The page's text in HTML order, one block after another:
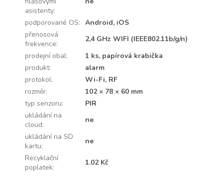
asistenty:
podporované OS: Android, iOS
přenosová
frekvence:
2,4 GHz WIFI (IEEE802.11b/g/n)
prodejní obal:
1 ks, papírová krabička
produkt:
alarm
protokol:
Wi-Fi, RF
rozměr:
102 × 78 × 60 mm
typ senzoru:
PIR
ukládání na
cloud:
ne
ukládání na SD
kartu:
ne
Recyklační
poplatek:
1.02 Kč